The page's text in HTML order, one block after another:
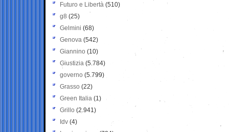
Futuro e Libertà (510)
g8 (25)
Gelmini (68)
Genova (542)
Giannino (10)
Giustizia (5.784)
governo (5.799)
Grasso (22)
Green Italia (1)
Grillo (2.941)
Idv (4)